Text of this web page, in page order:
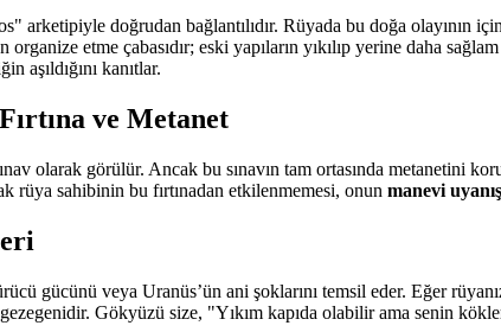
arketipiyle doğrudan bağlantılıdır. Rüyada bu doğa olayının
organize etme çabasıdır; eski yapıların yıkılıp yerine daha
aşıldığını kanıtlar.
ve Metanet
olarak görülür. Ancak bu sınavın tam ortasında metanetini
rüya sahibinin bu fırtınadan etkilenmemesi, onun manevi uyanış
gücünü veya Uranüs’ün ani şoklarını temsil eder. Eğer
gezegenidir. Gökyüzü size, "Yıkım kapıda olabilir ama senin